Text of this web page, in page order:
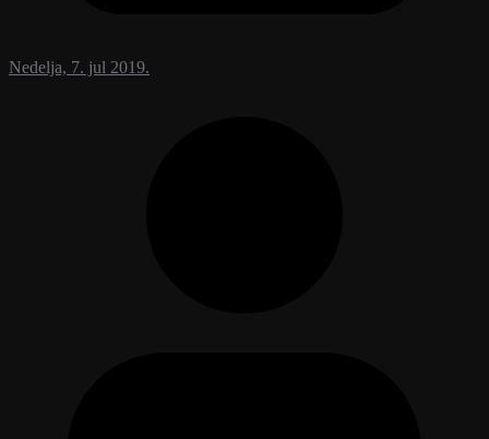
Nedelja, 7. jul 2019.